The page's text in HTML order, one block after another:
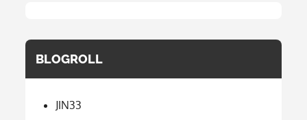
BLOGROLL
JIN33